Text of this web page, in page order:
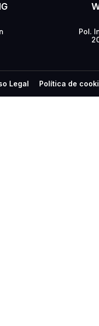
Pol.
Legal Política de